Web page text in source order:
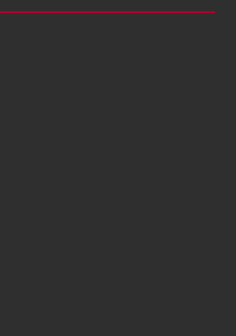
de nailon con
móvil Android